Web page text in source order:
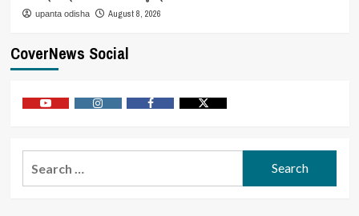
upanta odisha August 8, 2026
CoverNews Social